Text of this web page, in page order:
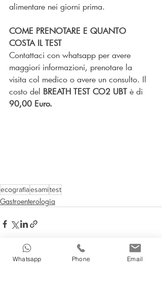
alimentare nei giorni prima.
COME PRENOTARE E QUANTO
COSTA IL TEST
Contattaci con whatsapp per avere
maggiori informazioni, prenotare la
visita col medico o avere un consulto. Il
costo del BREATH TEST CO2 UBT è di
90,00 Euro.
ecografiaesamitest
Gastroenterologia
Whatsapp Phone Email